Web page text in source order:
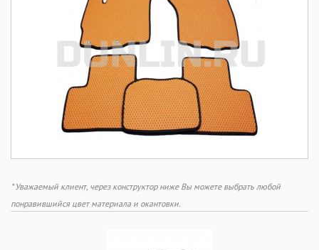
* Уважаемый клиент, через конструктор ниже Вы можете выбрать любой
понравившийся цвет материала и окантовки.